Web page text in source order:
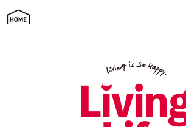
うちそとリビングのある家 | リビングライフ